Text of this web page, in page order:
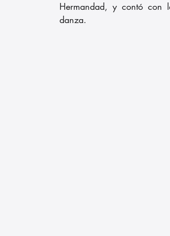
Hermandad, y contó con
danza.